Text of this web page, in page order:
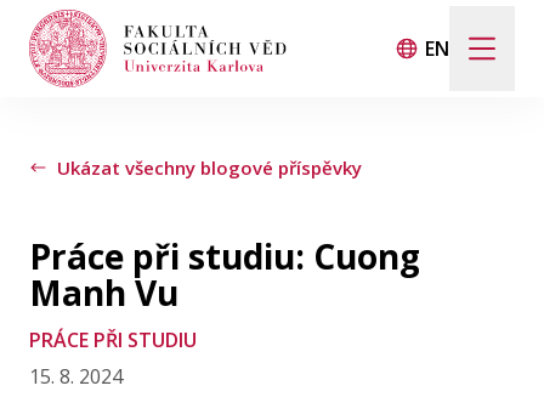
EN
STUDENTI V ZAHRANIČÍ
KONTAKT
Ukázat všechny blogové příspěvky
Práce při studiu: Cuong
Manh Vu
PRÁCE PŘI STUDIU
15. 8. 2024